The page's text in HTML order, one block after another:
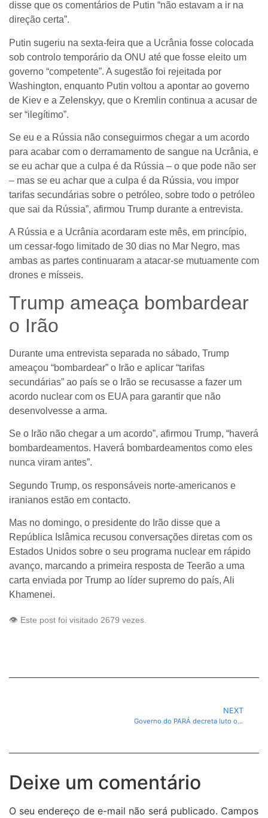
disse que os comentários de Putin “não estavam a ir na
direção certa”.
Putin sugeriu na sexta-feira que a Ucrânia fosse colocada
sob controlo temporário da ONU até que fosse eleito um
governo “competente”. A sugestão foi rejeitada por
Washington, enquanto Putin voltou a apontar ao governo
de Kiev e a Zelenskyy, que o Kremlin continua a acusar de
ser “ilegítimo”.
Se eu e a Rússia não conseguirmos chegar a um acordo
para acabar com o derramamento de sangue na Ucrânia, e
se eu achar que a culpa é da Rússia – o que pode não ser
– mas se eu achar que a culpa é da Rússia, vou impor
tarifas secundárias sobre o petróleo, sobre todo o petróleo
que sai da Rússia”, afirmou Trump durante a entrevista.
A Rússia e a Ucrânia acordaram este mês, em princípio,
um cessar-fogo limitado de 30 dias no Mar Negro, mas
ambas as partes continuaram a atacar-se mutuamente com
drones e mísseis.
Trump ameaça bombardear
o Irão
Durante uma entrevista separada no sábado, Trump
ameaçou “bombardear” o Irão e aplicar “tarifas
secundárias” ao país se o Irão se recusasse a fazer um
acordo nuclear com os EUA para garantir que não
desenvolvesse a arma.
Se o Irão não chegar a um acordo”, afirmou Trump, “haverá
bombardeamentos. Haverá bombardeamentos como eles
nunca viram antes”.
Segundo Trump, os responsáveis norte-americanos e
iranianos estão em contacto.
Mas no domingo, o presidente do Irão disse que a
República Islâmica recusou conversações diretas com os
Estados Unidos sobre o seu programa nuclear em rápido
avanço, marcando a primeira resposta de Teerão a uma
carta enviada por Trump ao líder supremo do país, Ali
Khamenei.
👁️ Este post foi visitado 2679 vezes.
NEXT
Governo do PARÁ decreta luto oficial pela morte do Papa Francisco
Deixe um comentário
O seu endereço de e-mail não será publicado. Campos